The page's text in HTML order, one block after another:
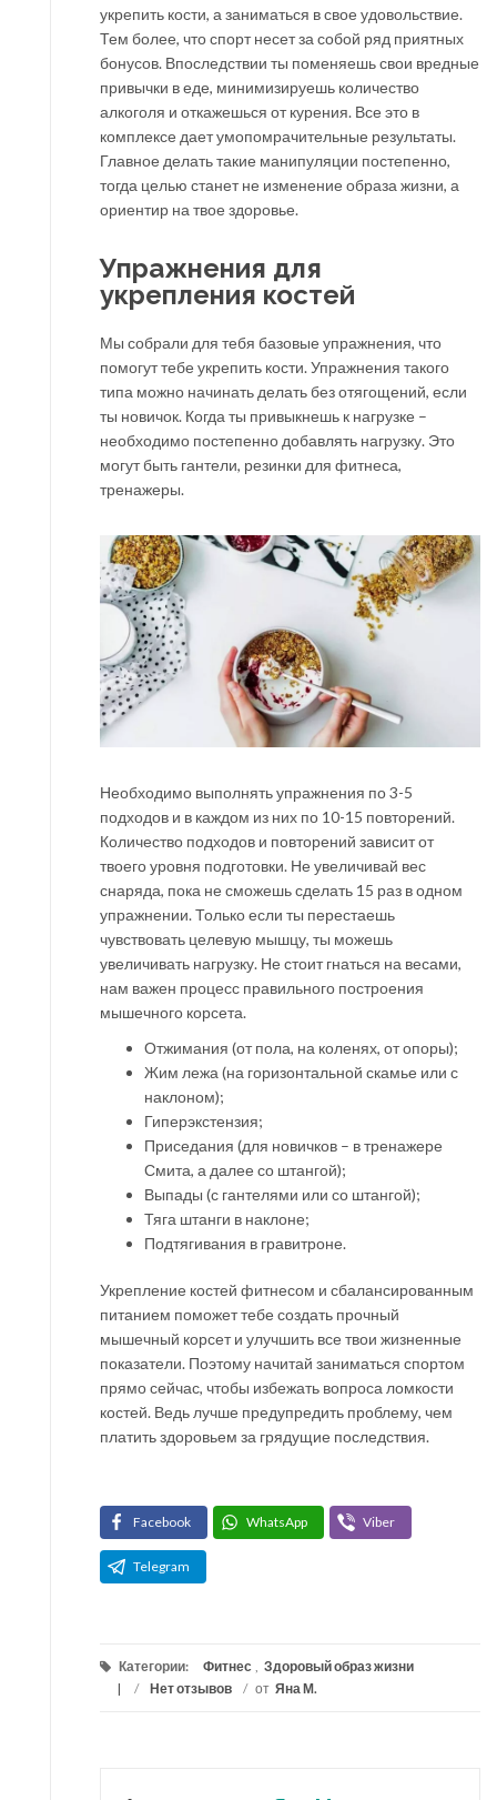
укрепить кости, а заниматься в свое удовольствие.
Тем более, что спорт несет за собой ряд приятных
бонусов. Впоследствии ты поменяешь свои вредные
привычки в еде, минимизируешь количество
алкоголя и откажешься от курения. Все это в
комплексе дает умопомрачительные результаты.
Главное делать такие манипуляции постепенно,
тогда целью станет не изменение образа жизни, а
ориентир на твое здоровье.
Упражнения для
укрепления костей
Мы собрали для тебя базовые упражнения, что
помогут тебе укрепить кости. Упражнения такого
типа можно начинать делать без отягощений, если
ты новичок. Когда ты привыкнешь к нагрузке –
необходимо постепенно добавлять нагрузку. Это
могут быть гантели, резинки для фитнеса,
тренажеры.
Необходимо выполнять упражнения по 3-5
подходов и в каждом из них по 10-15 повторений.
Количество подходов и повторений зависит от
твоего уровня подготовки. Не увеличивай вес
снаряда, пока не сможешь сделать 15 раз в одном
упражнении. Только если ты перестаешь
чувствовать целевую мышцу, ты можешь
увеличивать нагрузку. Не стоит гнаться на весами,
нам важен процесс правильного построения
мышечного корсета.
Отжимания (от пола, на коленях, от опоры);
Жим лежа (на горизонтальной скамье или с
наклоном);
Гиперэкстензия;
Приседания (для новичков – в тренажере
Смита, а далее со штангой);
Выпады (с гантелями или со штангой);
Тяга штанги в наклоне;
Подтягивания в гравитроне.
Укрепление костей фитнесом и сбалансированным
питанием поможет тебе создать прочный
мышечный корсет и улучшить все твои жизненные
показатели. Поэтому начитай заниматься спортом
прямо сейчас, чтобы избежать вопроса ломкости
костей. Ведь лучше предупредить проблему, чем
платить здоровьем за грядущие последствия.
Facebook WhatsApp Viber
Telegram
Категории: Фитнес , Здоровый образ жизни
/
Нет отзывов / от Яна М.